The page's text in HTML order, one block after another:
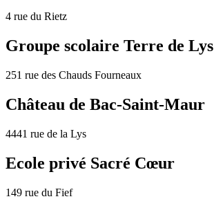
4 rue du Rietz
Groupe scolaire Terre de Lys
251 rue des Chauds Fourneaux
Château de Bac-Saint-Maur
4441 rue de la Lys
Ecole privé Sacré Cœur
149 rue du Fief